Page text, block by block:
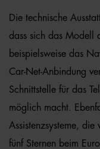
Die technische
dass sich das Modell
beispielsweise das
Car-Net-Anbindung
Schnittstelle für das
möglich macht.
Assistenzsysteme,
fünf Sternen beim